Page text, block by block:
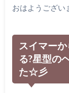
おはようござい
スイマー
る?星型の
た☆彡